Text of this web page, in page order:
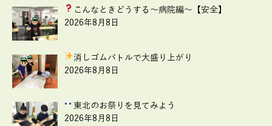
こんなときどうする ～病院編～【安全】
2026年8月8日
消しゴムバトルで大盛り上がり
2026年8月8日
東北のお祭りを見てみよう
2026年8月8日